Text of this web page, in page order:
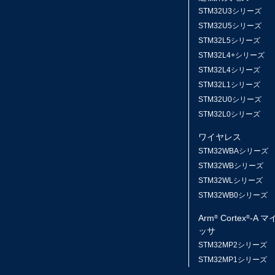
STM32U3シリーズ
STM32U5シリーズ
STM32L5シリーズ
STM32L4+シリーズ
STM32L4シリーズ
STM32L1シリーズ
STM32U0シリーズ
STM32L0シリーズ
ワイヤレス
STM32WBAシリーズ
STM32WBシリーズ
STM32WLシリーズ
STM32WB0シリーズ
Arm® Cortex®-A マ
ッサ
STM32MP2シリーズ
STM32MP1シリーズ